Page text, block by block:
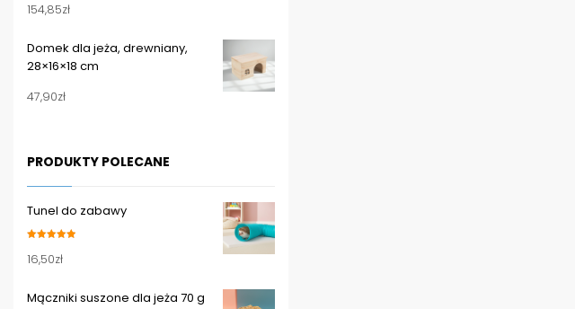
154,85zł
Domek dla jeża, drewniany,
28×16×18 cm
47,90zł
PRODUKTY POLECANE
Tunel do zabawy
5.00na 5
16,50zł
Mączniki suszone dla jeża 70 g